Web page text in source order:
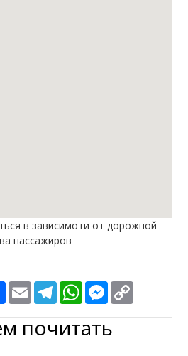
в зависимоти от дорожной
пассажиров
Share Email TelegramWhatsAppMessenger
почитать